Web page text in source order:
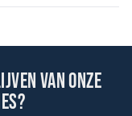
van onze